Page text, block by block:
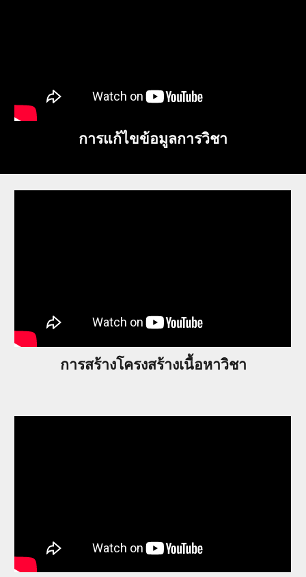
การแก้ไขข้อมูลการวิชา
การสร้างโครงสร้างเนื้อหาวิชา